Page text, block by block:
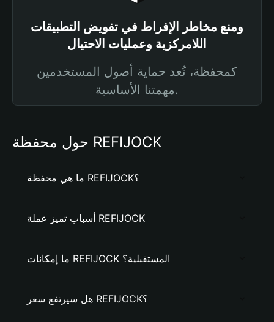
ومنع مخاطر الإفراط في تفويض التطبيقات
اللامركزية وعمليات الاحتيال
كمحفظة، تُعد حماية أصول المستخدمين
مهمتنا الأساسية.
حول محفظة REFIJOCK
ما هي محفظة REFIJOCK؟
أسباب تميز عملة REFIJOCK
ما إمكانات REFIJOCK المستقبلية؟
هل سيرتفع سعر REFIJOCK؟